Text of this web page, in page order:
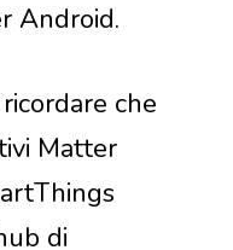
Android.
che
Matter
di